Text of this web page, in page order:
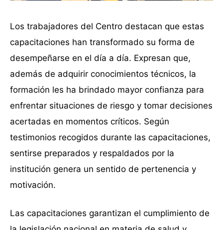
Los trabajadores del Centro destacan que estas
capacitaciones han transformado su forma de
desempeñarse en el día a día. Expresan que,
además de adquirir conocimientos técnicos, la
formación les ha brindado mayor confianza para
enfrentar situaciones de riesgo y tomar decisiones
acertadas en momentos críticos. Según
testimonios recogidos durante las capacitaciones,
sentirse preparados y respaldados por la
institución genera un sentido de pertenencia y
motivación.
Las capacitaciones garantizan el cumplimiento de